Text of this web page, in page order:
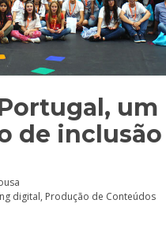
um
de inclusão
digital, Produção de Conteúdos